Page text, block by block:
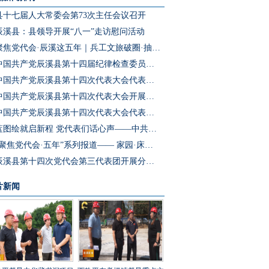
十七届人大常委会第73次主任会议召开
溪县：县领导开展“八一”走访慰问活动
聚焦党代会·辰溪这五年｜兵工文旅破圈·抽水蓄能冲刺·园区集群成势 辰溪把产业“老底子”变为发展“新引擎”
中国共产党辰溪县第十四届纪律检查委员会第一次全体会议召开
中国共产党辰溪县第十四次代表大会代表团第四次会议开展分团预选
中国共产党辰溪县第十四次代表大会开展代表团第三次会议分团讨论
中国共产党辰溪县第十四次代表大会代表团第二次会议开展分团讨论
蓝图绘就启新程 党代表们话心声——中共辰溪县第十四次党代会代表访谈
“聚焦党代会·五年”系列报道—— 家园·床位·课桌三个坐标读懂辰溪民生温度
辰溪县第十四次党代会第三代表团开展分团讨论
新闻